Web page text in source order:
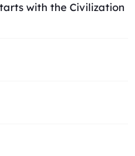
with the Civilization